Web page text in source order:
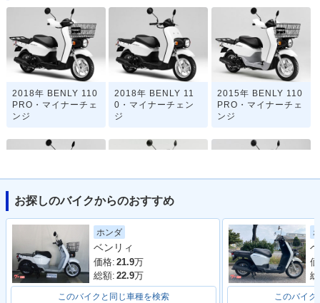
2018年 BENLY 110
PRO・マイナーチェ
ンジ
2018年 BENLY 11
0・マイナーチェン
ジ
2015年 BENLY 110
PRO・マイナーチェ
ンジ
2015年 BENLY 11
0・マイナーチェン
ジ
2012年 BENLY 11
0・カラーチェンジ
2012年 BENLY 110
PRO・新登場
お探しのバイクからのおすすめ
ホンダ
ベンリィ
価格: 21.9万
総額: 22.9万
このバイクと同じ車種を検索 このバイク